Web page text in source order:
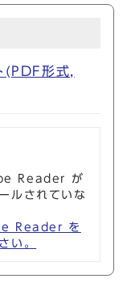
形式,
Reader が
ルされていな
Reader を
い。